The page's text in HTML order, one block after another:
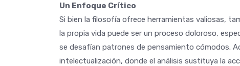
Un Enfoque Crítico
Si bien la filosofía ofrece herramientas valiosas,
la propia vida puede ser un proceso doloroso,
se desafían patrones de pensamiento cómodos.
intelectualización, donde el análisis sustituya la